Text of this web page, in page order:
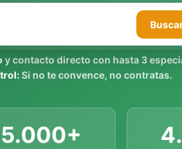
y contacto directo con hasta 3
Si no te convence, no contratas.
5.000+